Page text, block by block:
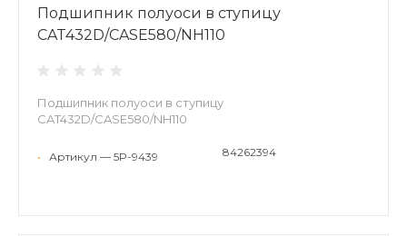
Подшипник полуоси в ступицу
CAT432D/CASE580/NH110
Подшипник полуоси в ступицу
CAT432D/CASE580/NH110
• Артикул — 5P-9439 84262394